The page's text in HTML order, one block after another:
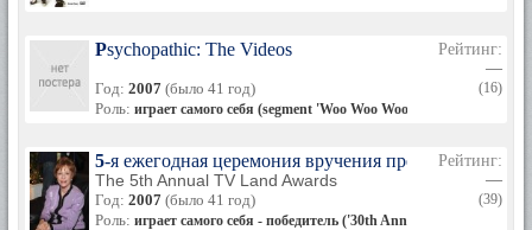
Psychopathic: The Videos
Год: 2007 (было 41 год)
Роль: играет самого себя (segment 'Woo Woo Woo')
Рейтинг:
—
(16)
5-я ежегодная церемония вручения премии TV Land
The 5th Annual TV Land Awards
Год: 2007 (было 41 год)
Роль: играет самого себя - победитель ('30th Anniversary')
Рейтинг:
—
(39)